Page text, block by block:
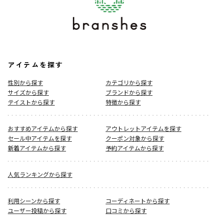
アイテムを探す
性別から探す
カテゴリから探す
サイズから探す
ブランドから探す
テイストから探す
特徴から探す
おすすめアイテムから探す
アウトレットアイテムを探す
セール中アイテムを探す
クーポン対象から探す
新着アイテムから探す
予約アイテムから探す
人気ランキングから探す
利用シーンから探す
コーディネートから探す
ユーザー投稿から探す
口コミから探す